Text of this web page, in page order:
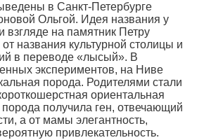
в Санкт-Петербурге
Ольгой. Идея названия у
взгляде на памятник Петру
названия культурной столицы и
в переводе «лысый». В
экспериментов, на Ниве
порода. Родителями стали
ориентальная
получила ген, отвечающий
а от мамы элегантность,
привлекательность.